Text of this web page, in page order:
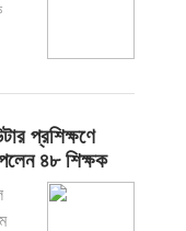
প্রশিক্ষণে
৪৮ শিক্ষক